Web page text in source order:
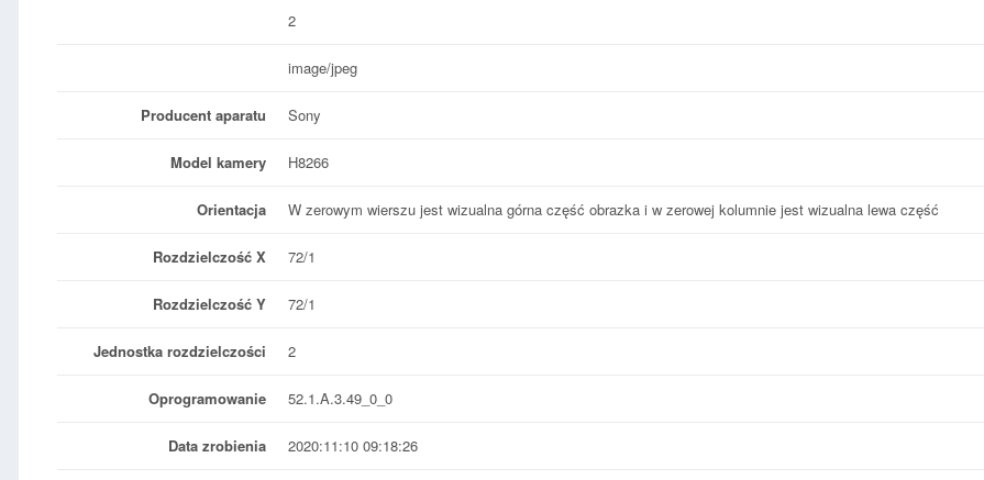
2
image/jpeg
Producent aparatu Sony
Model kamery H8266
Orientacja W zerowym wierszu jest wizualna górna część obrazka i w zerowej kolumnie jest wizualna lewa część
Rozdzielczość X 72/1
Rozdzielczość Y 72/1
Jednostka rozdzielczości 2
Oprogramowanie 52.1.A.3.49_0_0
Data zrobienia 2020:11:10 09:18:26